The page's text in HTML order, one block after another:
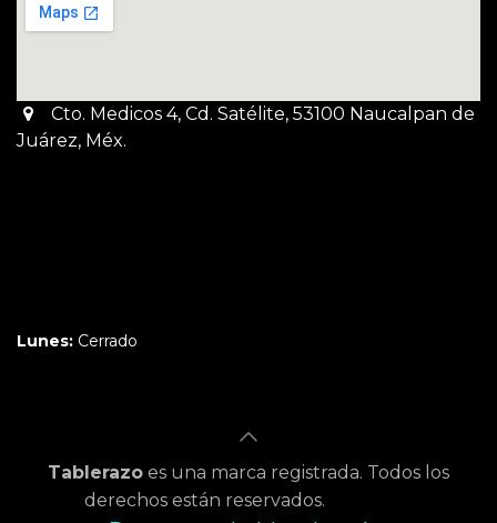
Cto. Medicos 4, Cd. Satélite, 53100 Naucalpan de
Juárez, Méx.
Lunes: Cerrado
Tablerazo es una marca registrada. Todos los
derechos están reservados.